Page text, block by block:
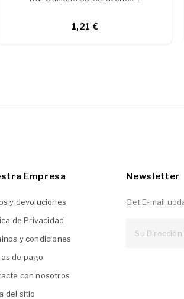
1,21 €
Empresa
y devoluciones
de Privacidad
y condiciones
de pago
con nosotros
del sitio
Newsletter
Get E-mail